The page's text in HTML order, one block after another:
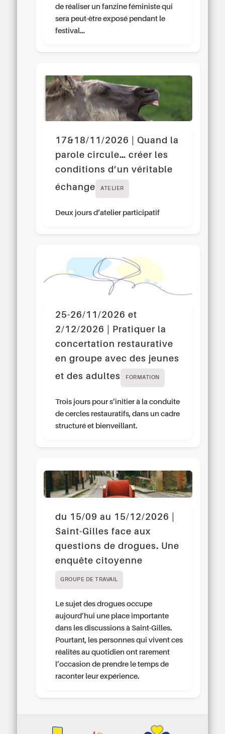
de réaliser un fanzine féministe qui
sera peut-être exposé pendant le
festival…
17&18/11/2026 | Quand la
parole circule… créer les
conditions d’un véritable
échange
ATELIER
Deux jours d’atelier participatif
25-26/11/2026 et
2/12/2026 | Pratiquer la
concertation restaurative
en groupe avec des jeunes
et des adultes
FORMATION
Trois jours pour s’initier à la conduite
de cercles restauratifs, dans un cadre
structuré et bienveillant.
du 15/09 au 15/12/2026 |
Saint-Gilles face aux
questions de drogues. Une
enquête citoyenne
GROUPE DE TRAVAIL
Le sujet des drogues occupe
aujourd’hui une place importante
dans les discussions à Saint-Gilles.
Pourtant, les personnes qui vivent ces
réalités au quotidien ont rarement
l’occasion de prendre le temps de
raconter leur expérience.